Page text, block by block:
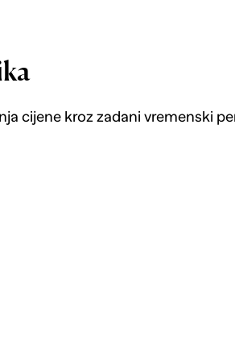
cijene kroz zadani vremenski